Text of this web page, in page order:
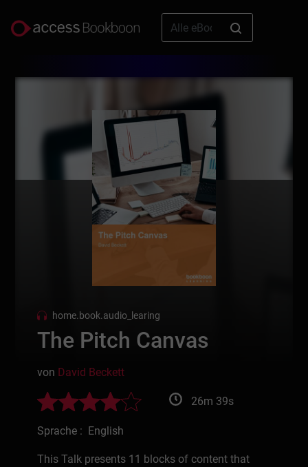
home.book.audio_learing
The Pitch Canvas
von David Beckett
26m 39s
Sprache : English
This Talk presents 11 blocks of content that